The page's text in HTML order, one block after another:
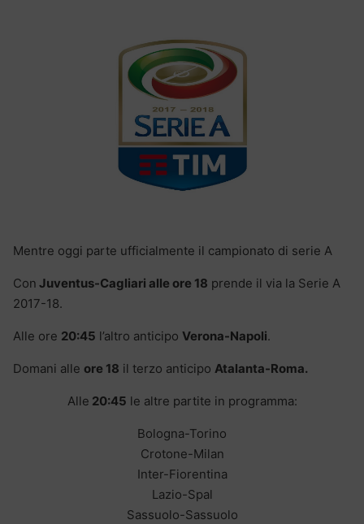
Mentre oggi parte ufficialmente il campionato di serie A
Con Juventus-Cagliari alle ore 18 prende il via la Serie A
2017-18.
Alle ore 20:45 l’altro anticipo Verona-Napoli.
Domani alle ore 18 il terzo anticipo Atalanta-Roma.
Alle 20:45 le altre partite in programma:
Bologna-Torino
Crotone-Milan
Inter-Fiorentina
Lazio-Spal
Sassuolo-Sassuolo